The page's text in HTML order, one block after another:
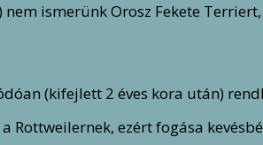
ismerünk Orosz Fekete
(kifejlett 2 éves kora után)
Rottweilernek, ezért fogása